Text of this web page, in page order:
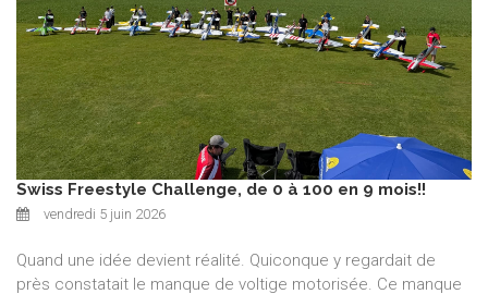
Swiss Freestyle Challenge, de 0 à 100 en 9 mois!!
vendredi 5 juin 2026
Quand une idée devient réalité. Quiconque y regardait de
près constatait le manque de voltige motorisée. Ce manque